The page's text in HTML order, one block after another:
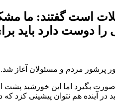
است گفتند: ما
دوست دارد باید
پرشور مردم و مسئولان آغاز شد.
آینده هم نتوان پیشینی کزد که